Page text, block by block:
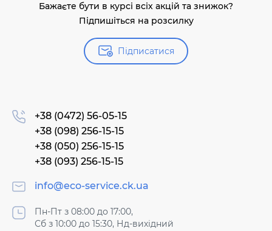
Бажаєте бути в курсі всіх акцій та знижок?
Підпишіться на розсилку
Підписатися
+38 (0472) 56-05-15
+38 (098) 256-15-15
+38 (050) 256-15-15
+38 (093) 256-15-15
info@eco-service.ck.ua
Пн-Пт з 08:00 до 17:00,
Сб з 10:00 до 15:30, Нд-вихідний